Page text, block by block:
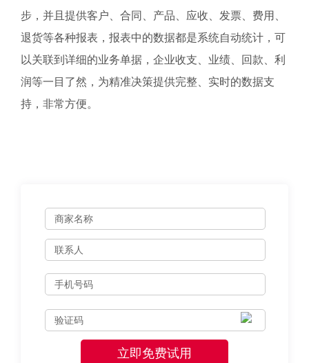
步，并且提供客户、合同、产品、应收、发票、费用、
退货等各种报表，报表中的数据都是系统自动统计，可
以关联到详细的业务单据，企业收支、业绩、回款、利
润等一目了然，为精准决策提供完整、实时的数据支
持，非常方便。